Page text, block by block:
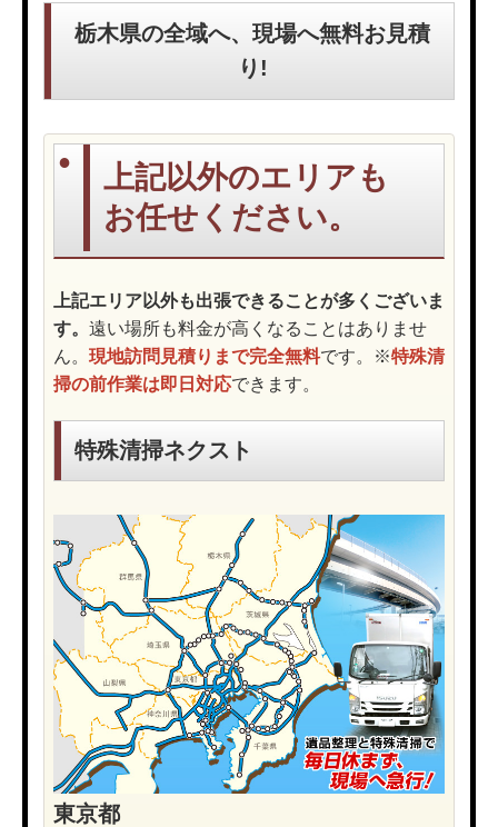
栃木県の全域へ、現場へ無料お見積
り!
上記以外のエリアも
お任せください。
上記エリア以外も出張できることが多くございま
す。 遠い場所も料金が高くなることはありませ
ん。 現地訪問見積りまで完全無料です。※特殊清
掃の前作業は即日対応できます。
特殊清掃ネクスト
東京都